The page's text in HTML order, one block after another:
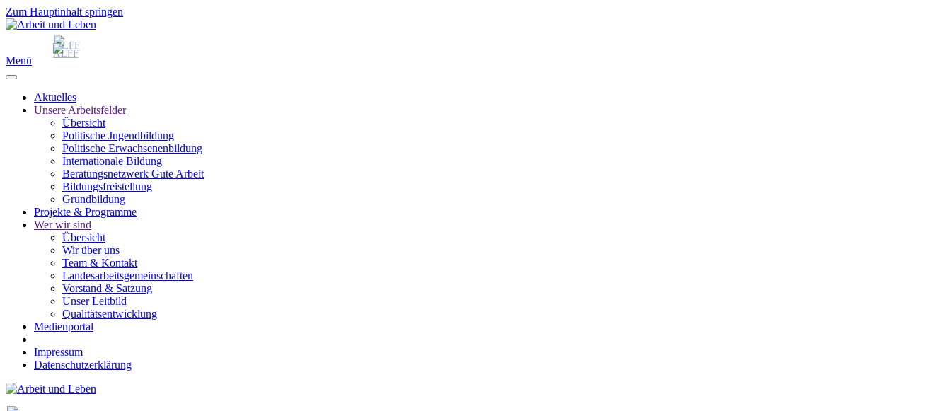
Zum Hauptinhalt springen
Menü
Aktuelles
Unsere Arbeitsfelder
Übersicht
Politische Jugendbildung
Politische Erwachsenenbildung
Internationale Bildung
Beratungsnetzwerk Gute Arbeit
Bildungsfreistellung
Grundbildung
Projekte & Programme
Wer wir sind
Übersicht
Wir über uns
Team & Kontakt
Landesarbeitsgemeinschaften
Vorstand & Satzung
Unser Leitbild
Qualitätsentwicklung
Medienportal
Impressum
Datenschutzerklärung